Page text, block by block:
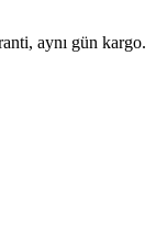
aynı gün kargo.